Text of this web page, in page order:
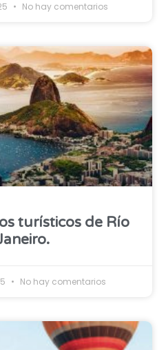
No hay comentarios
turísticos de Río
No hay comentarios